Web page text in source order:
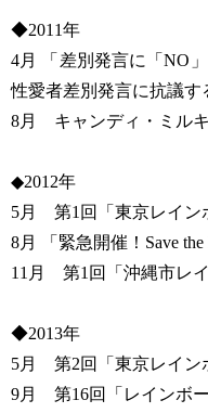
◆2011年
4月 「差別発言に「NO
性愛者差別発言に抗議す
8月 キャンディ・ミル
◆2012年
5月 第1回「東京レイン
8月 「緊急開催！Save the
11月 第1回「沖縄市レイ
◆2013年
5月 第2回「東京レイン
9月 第16回「レインボ